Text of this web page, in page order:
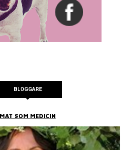
BLOGGARE
MAT SOM MEDICIN